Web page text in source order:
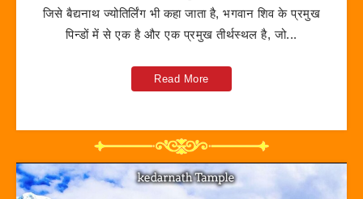
जिसे बैद्यनाथ ज्योतिर्लिंग भी कहा जाता है, भगवान शिव के प्रमुख
पिन्डों में से एक है और एक प्रमुख तीर्थस्थल है, जो...
Read More